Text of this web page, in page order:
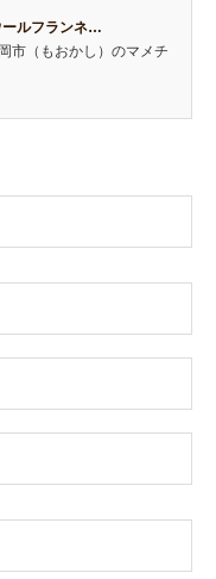
ルフランネ…
市（もおかし）のマメチ